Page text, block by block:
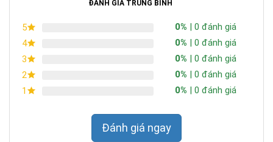
Năng lượng được chuyển hoá từ tấm pin năng lượng
ĐÁNH GIÁ TRUNG BÌNH
5 0% | 0 đánh giá
4
0% | 0 đánh giá
3
0% | 0 đánh giá
2
0% | 0 đánh giá
1
0% | 0 đánh giá
Đánh giá ngay